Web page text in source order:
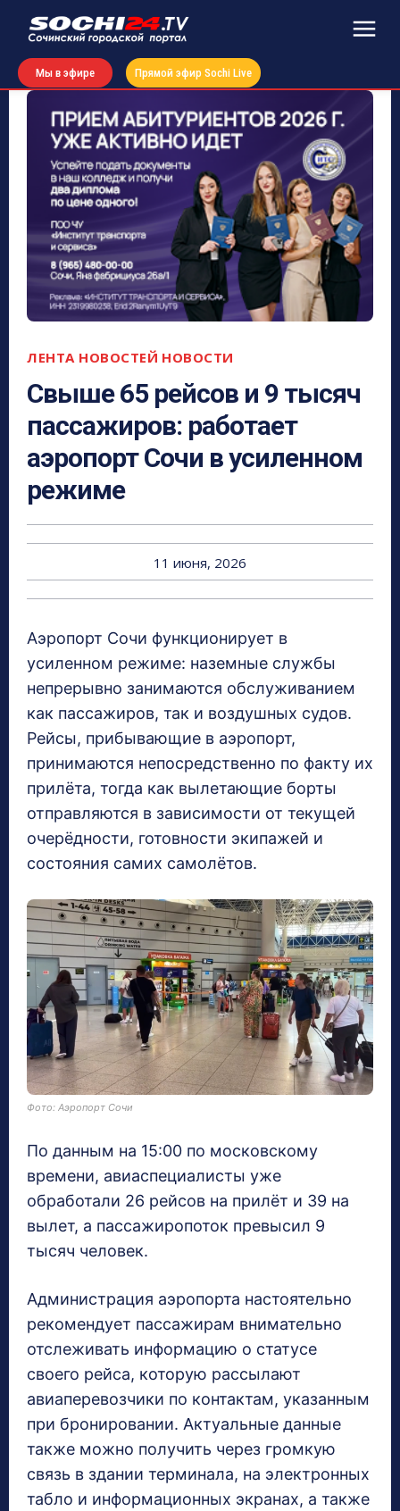
Мы в эфире Прямой эфир Sochi Live
ЛЕНТА НОВОСТЕЙ НОВОСТИ
Свыше 65 рейсов и 9 тысяч
пассажиров: работает
аэропорт Сочи в усиленном
режиме
11 июня, 2026
Аэропорт Сочи функционирует в
усиленном режиме: наземные службы
непрерывно занимаются обслуживанием
как пассажиров, так и воздушных судов.
Рейсы, прибывающие в аэропорт,
принимаются непосредственно по факту их
прилёта, тогда как вылетающие борты
отправляются в зависимости от текущей
очерёдности, готовности экипажей и
состояния самих самолётов.
Фото: Аэропорт Сочи
По данным на 15:00 по московскому
времени, авиаспециалисты уже
обработали 26 рейсов на прилёт и 39 на
вылет, а пассажиропоток превысил 9
тысяч человек.
Администрация аэропорта настоятельно
рекомендует пассажирам внимательно
отслеживать информацию о статусе
своего рейса, которую рассылают
авиаперевозчики по контактам, указанным
при бронировании. Актуальные данные
также можно получить через громкую
связь в здании терминала, на электронных
табло и информационных экранах, а также